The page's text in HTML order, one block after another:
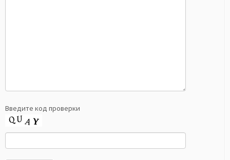
Введите код проверки